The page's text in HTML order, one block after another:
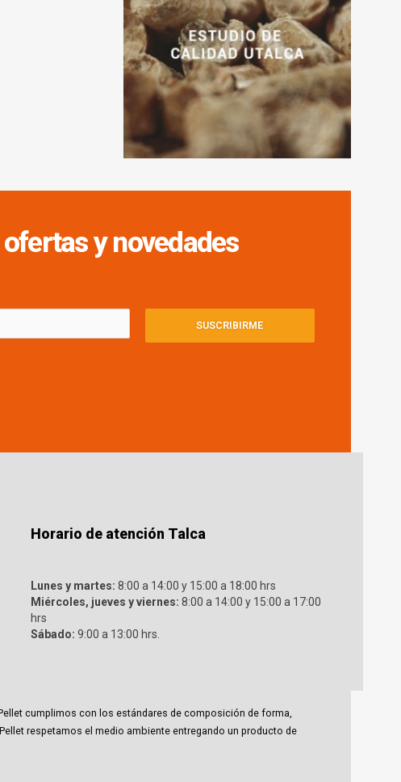
y novedades
SUSCRIBIRME
Horario de atención Talca
Lunes y martes: 8:00 a 14:00 y 15:00 a 18:00 hrs
Miércoles, jueves y viernes: 8:00 a 14:00 y 15:00 a 17:00
hrs
Sábado: 9:00 a 13:00 hrs.
cumplimos con los estándares de composición de forma,
respetamos el medio ambiente entregando un producto de